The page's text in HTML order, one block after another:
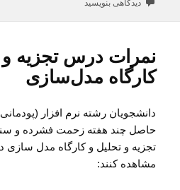
شده
برای نمونه کار پروژه مهندسی نرم افزار
دیدگاهی بنویسید
نمرات درس تجزیه
کارگاه مدل‌سازی
حاصل چند هفته زحمت فشرده و
مشاهده کنند: